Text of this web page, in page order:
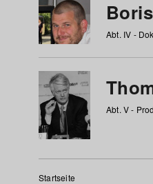
Abt. IV -
Abt. V -
Startseite